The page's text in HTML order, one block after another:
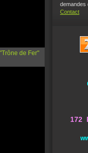
demandes
Contact
172